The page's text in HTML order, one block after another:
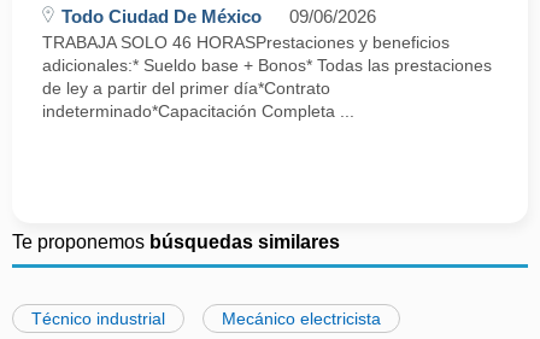
Todo Ciudad De México 09/06/2026
TRABAJA SOLO 46 HORASPrestaciones y beneficios
adicionales:* Sueldo base + Bonos* Todas las prestaciones
de ley a partir del primer día*Contrato
indeterminado*Capacitación Completa ...
Te proponemos búsquedas similares
Técnico industrial Mecánico electricista